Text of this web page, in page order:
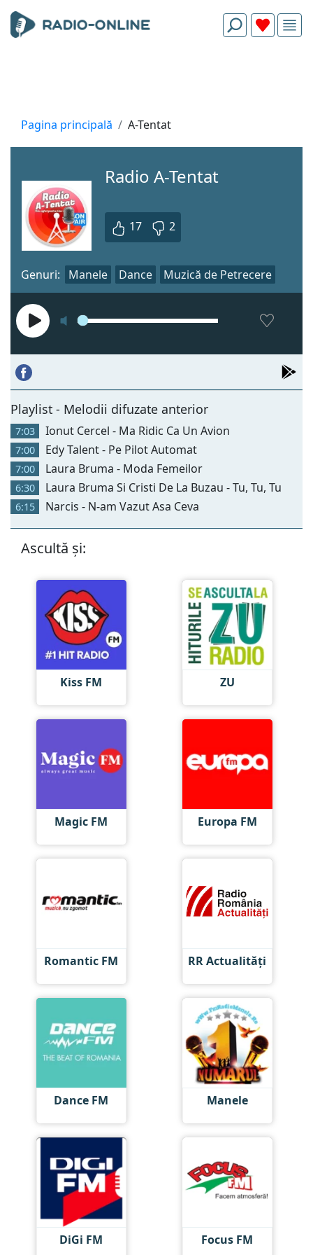
Pagina principală A-Tentat
Radio A-Tentat
17 2
Genuri: Manele Dance Muzică de Petrecere
Playlist - Melodii difuzate anterior
7:03 Ionut Cercel - Ma Ridic Ca Un Avion
7:00 Edy Talent - Pe Pilot Automat
7:00 Laura Bruma - Moda Femeilor
6:30 Laura Bruma Si Cristi De La Buzau - Tu, Tu, Tu
6:15 Narcis - N-am Vazut Asa Ceva
Ascultă și:
Kiss FM ZU
Magic FM Europa FM
Romantic FM RR Actualități
Dance FM Manele
DiGi FM Focus FM